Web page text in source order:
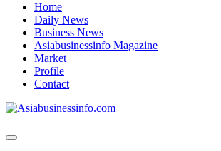
Home
Daily News
Business News
Asiabusinessinfo Magazine
Market
Profile
Contact